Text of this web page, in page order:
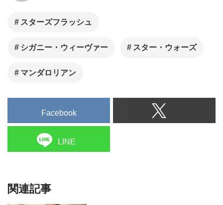
スターズフラッシュ
シガニー・ウィーヴァー スター・ウォーズ
マンダロリアン
Facebook
LINE
関連記事